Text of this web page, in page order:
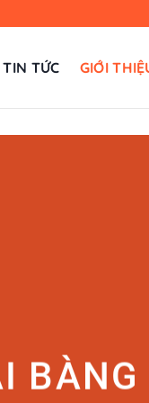
TIN TỨC GIỚI
BÀNG